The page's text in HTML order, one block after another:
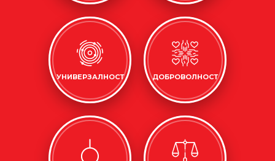
УНИВЕРЗАЛНОСТ ДОБРОВОЛНОСТ